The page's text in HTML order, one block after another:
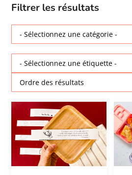
Filtrer les résultats